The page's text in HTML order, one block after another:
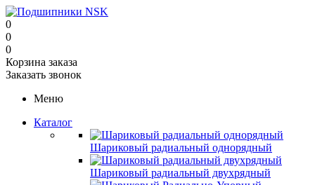
0
0
0
Корзина заказа
Заказать звонок
Меню
Каталог
Шариковый радиальный однорядный
Шариковый радиальный двухрядный